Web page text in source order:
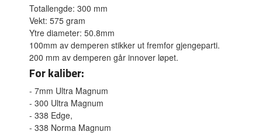
Totallengde: 300 mm
Vekt: 575 gram
Ytre diameter: 50.8mm
100mm av demperen stikker ut fremfor gjengeparti.
200 mm av demperen går innover løpet.
For kaliber:
- 7mm Ultra Magnum
- 300 Ultra Magnum
- 338 Edge,
- 338 Norma Magnum